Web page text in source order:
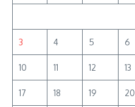
3 4 5 6
10 11 12 13
17 18 19 20